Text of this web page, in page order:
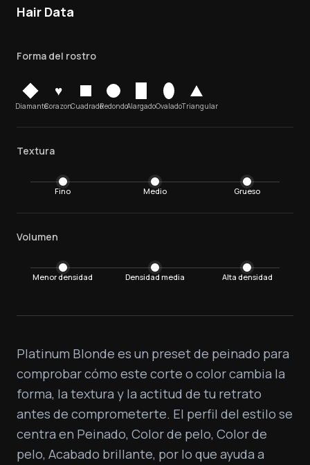
Hair Data
Forma del rostro
Diamante
♥
CorazonCuadradoRedondoAlargadoOvaladoTriangular
Textura
Fino Medio Grueso
Volumen
Menor densidad Densidad media Alta densidad
Platinum Blonde es un preset de peinado para
comprobar cómo este corte o color cambia la
forma, la textura y la actitud de tu retrato
antes de comprometerte. El perfil del estilo se
centra en Peinado, Color de pelo, Color de
pelo, Acabado brillante, por lo que ayuda a